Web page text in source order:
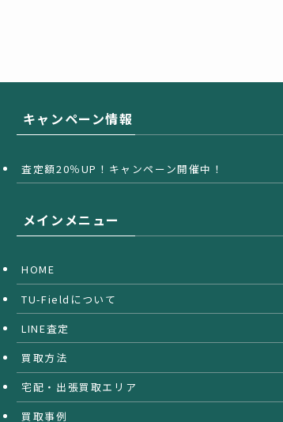
キャンペーン情報
査定額20％UP！キャンペーン開催中！
メインメニュー
HOME
TU-Fieldについて
LINE査定
買取方法
宅配・出張買取エリア
買取事例